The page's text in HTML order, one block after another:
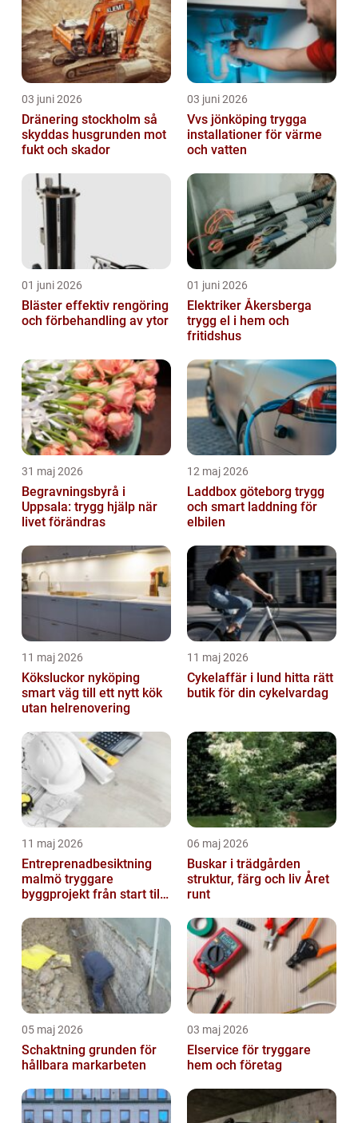
03 juni 2026
Dränering stockholm så
skyddas husgrunden mot
fukt och skador
03 juni 2026
Vvs jönköping trygga
installationer för värme
och vatten
01 juni 2026
Bläster effektiv rengöring
och förbehandling av ytor
01 juni 2026
Elektriker Åkersberga
trygg el i hem och
fritidshus
31 maj 2026
Begravningsbyrå i
Uppsala: trygg hjälp när
livet förändras
12 maj 2026
Laddbox göteborg trygg
och smart laddning för
elbilen
11 maj 2026
Köksluckor nyköping
smart väg till ett nytt kök
utan helrenovering
11 maj 2026
Cykelaffär i lund hitta rätt
butik för din cykelvardag
11 maj 2026
Entreprenadbesiktning
malmö tryggare
byggprojekt från start till
06 maj 2026
Buskar i trädgården
struktur, färg och liv Året
runt
05 maj 2026
Schaktning grunden för
hållbara markarbeten
03 maj 2026
Elservice för tryggare
hem och företag